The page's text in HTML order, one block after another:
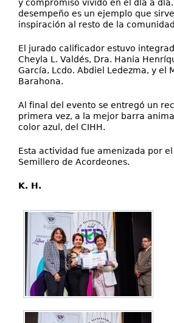
y compromiso vivido en el día a
desempeño es un ejemplo que
inspiración al resto de la
El jurado calificador estuvo
Cheyla L. Valdés, Dra. Hania
García, Lcdo. Abdiel Ledezma, y el
Barahona.
Al final del evento se entregó un
primera vez, a la mejor barra
color azul, del CIHH.
Esta actividad fue amenizada por
Semillero de Acordeones.
K. H.